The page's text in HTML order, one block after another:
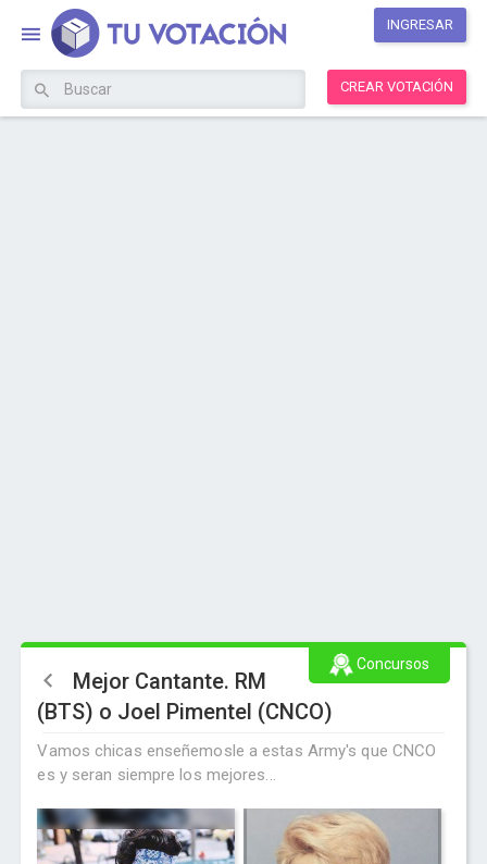
INGRESAR
CREAR VOTACIÓN
Concursos
Mejor Cantante. RM
(BTS) o Joel Pimentel (CNCO)
Vamos chicas enseñemosle a estas Army's que CNCO
es y seran siempre los mejores...